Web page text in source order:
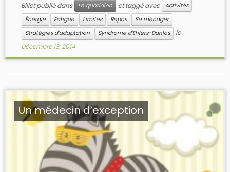
Billet publié dans Le quotidien et taggé avec
Activités
Énergie
Fatigue Limites Repos
Se ménager
Stratégies d'adaptation
Syndrome d'Ehlers-Danlos
le
Décembre 13, 2014
1
Un médecin d’exception